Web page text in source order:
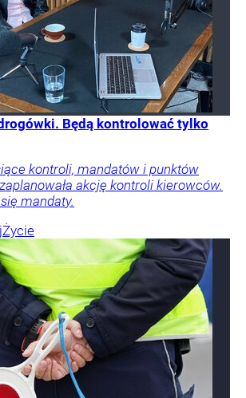
Będą kontrolować tylko
kontroli, mandatów i punktów
akcję kontroli kierowców.
mandaty.
Życie